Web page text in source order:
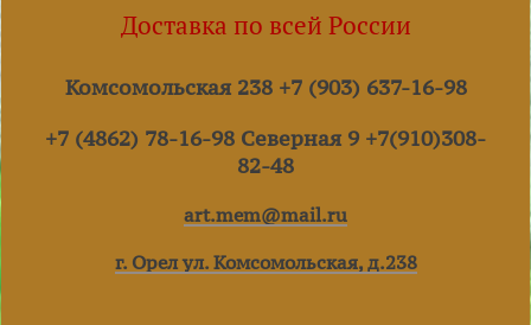
Доставка по всей России
Комсомольская 238 +7 (903) 637-16-98
+7 (4862) 78-16-98 Северная 9 +7(910)308-
82-48
art.mem@mail.ru
г. Орел ул. Комсомольская, д.238